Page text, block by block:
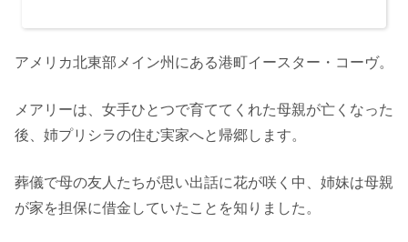
アメリカ北東部メイン州にある港町イースター・コーヴ。
メアリーは、女手ひとつで育ててくれた母親が亡くなった
後、姉プリシラの住む実家へと帰郷します。
葬儀で母の友人たちが思い出話に花が咲く中、姉妹は母親
が家を担保に借金していたことを知りました。